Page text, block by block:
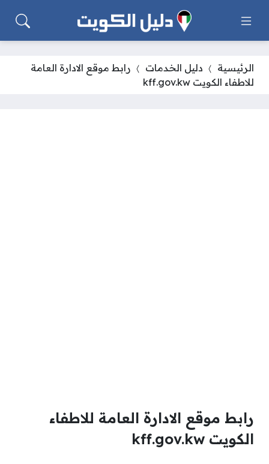
الرئيسية دليل الخدمات
رابط موقع الادارة العامة
للاطفاء الكويت kff.gov.kw
رابط موقع الادارة العامة للاطفاء
الكويت kff.gov.kw